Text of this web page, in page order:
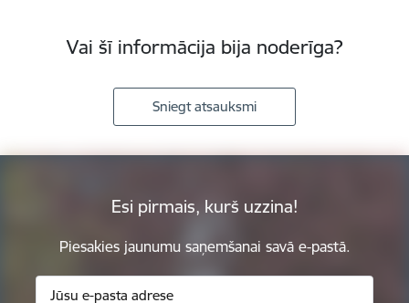
Vai šī informācija bija noderīga?
Sniegt atsauksmi
Esi pirmais, kurš uzzina!
Piesakies jaunumu saņemšanai savā e-pastā.